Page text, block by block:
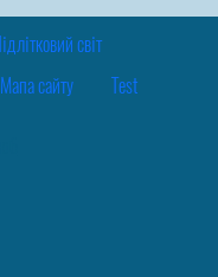
Підлітковий світ
Мапа сайту Test